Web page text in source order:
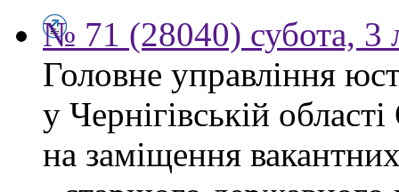
№ 71 (28040) субота, 3
Головне управління
у Чернігівській
на заміщення